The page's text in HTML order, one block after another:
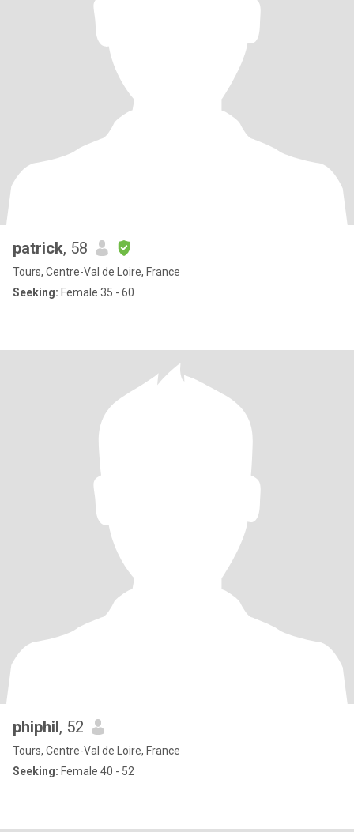
patrick, 58
Tours, Centre-Val de Loire, France
Seeking: Female 35 - 60
phiphil, 52
Tours, Centre-Val de Loire, France
Seeking: Female 40 - 52